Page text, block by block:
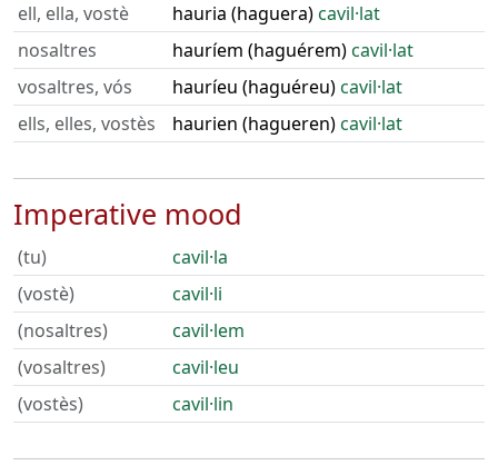
ell, ella, vostè
hauria (haguera)cavil·lat
nosaltres
hauríem (haguérem)cavil·lat
vosaltres, vós
hauríeu (haguéreu)cavil·lat
ells, elles, vostès
haurien (hagueren)cavil·lat
Imperative mood
(tu)
cavil·la
(vostè)
cavil·li
(nosaltres)
cavil·lem
(vosaltres)
cavil·leu
(vostès)
cavil·lin